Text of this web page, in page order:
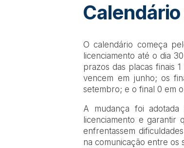
O calendário começa
licenciamento até o dia
prazos das placas finais
vencem em junho; os
setembro; e o final 0 em
A mudança foi
licenciamento e garantir
enfrentassem
na comunicação entre os